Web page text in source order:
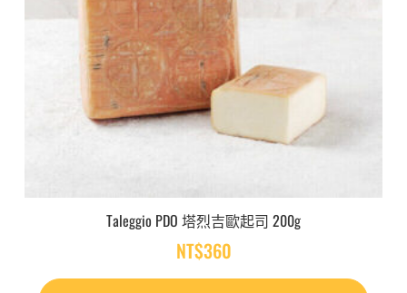
Taleggio PDO 塔烈吉歐起司 200g
NT$360